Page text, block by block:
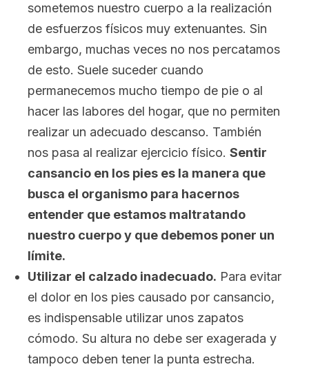
sometemos nuestro cuerpo a la realización
de esfuerzos físicos muy extenuantes. Sin
embargo, muchas veces no nos percatamos
de esto. Suele suceder cuando
permanecemos mucho tiempo de pie o al
hacer las labores del hogar, que no permiten
realizar un adecuado descanso. También
nos pasa al realizar ejercicio físico. Sentir
cansancio en los pies es la manera que
busca el organismo para hacernos
entender que estamos maltratando
nuestro cuerpo y que debemos poner un
límite.
Utilizar el calzado inadecuado. Para evitar
el dolor en los pies causado por cansancio,
es indispensable utilizar unos zapatos
cómodo. Su altura no debe ser exagerada y
tampoco deben tener la punta estrecha.